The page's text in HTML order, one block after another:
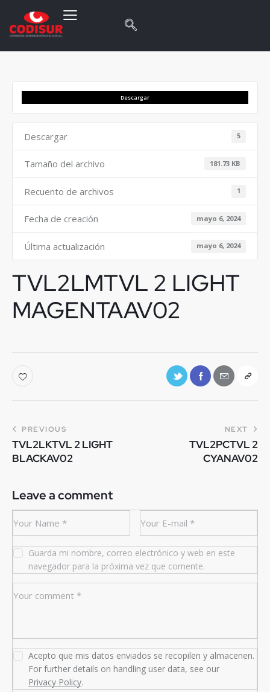
Descargar
Descargar 5
Tamaño del archivo 181.73 KB
Recuento de archivos 1
Fecha de creación mayo 6, 2024
Última actualización mayo 6, 2024
TVL2LMTVL 2 LIGHT
MAGENTAAV02
PREVIOUS
TVL2LKTVL 2 LIGHT
BLACKAV02
NEXT
TVL2PCTVL 2
CYANAV02
Leave a comment
Guarda mi nombre, correo electrónico y web en este
navegador para la próxima vez que comente.
Acepto que mis datos enviados se recopilen y almacenen.
For further details on handling user data, see our
Privacy Policy.